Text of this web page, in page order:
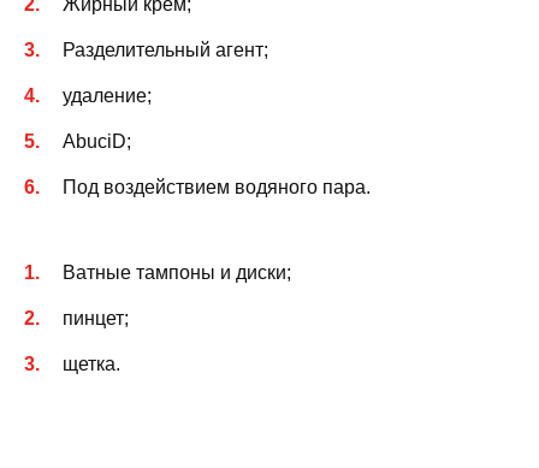
Разделительный агент;
удаление;
AbuciD;
Под воздействием водяного пара.
Ватные тампоны и диски;
пинцет;
щетка.